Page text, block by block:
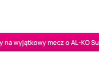
wyjątkowy mecz o AL-KO